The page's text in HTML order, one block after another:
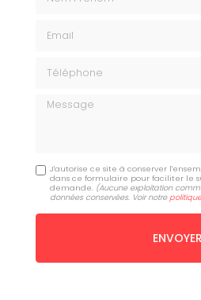
Message
J'autorise ce site à conserver
dans ce formulaire pour faciliter le
demande. (Aucune exploitation
données conservées. Voir notre